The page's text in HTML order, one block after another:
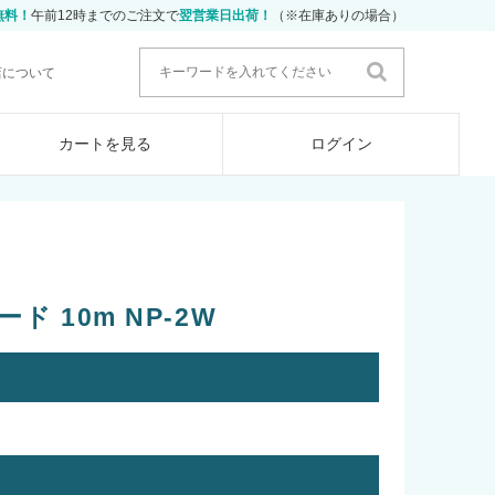
！ 午前12時までのご注文で翌営業日出荷！ （※在庫ありの場合）
ついて
カートを見る ログイン
ド 10m NP-2W